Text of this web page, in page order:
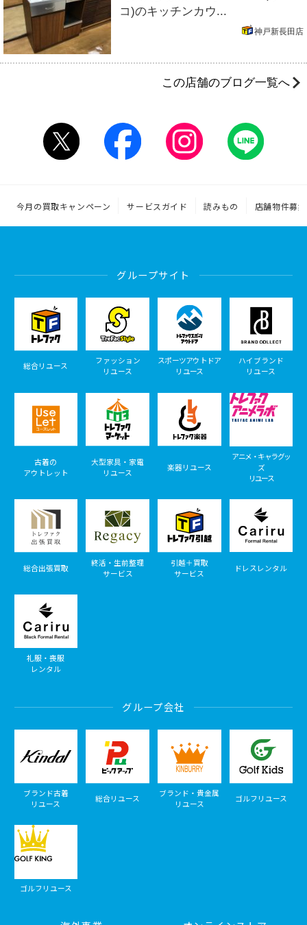
コ)のキッチンカウ...
神戸新長田店
この店舗のブログ一覧へ
今月の買取キャンペーン サービスガイド 読みもの 店舗物件募集
グループサイト
総合リユース
ファッション
リユース
スポーツアウトドア
リユース
ハイブランド
リユース
古着の
アウトレット
大型家具・家電
リユース
楽器リユース
アニメ・キャラグッ
ズ
リユース
総合出張買取
終活・生前整理
サービス
引越＋買取
サービス
ドレスレンタル
礼服・喪服
レンタル
グループ会社
ブランド古着
リユース
総合リユース
ブランド・貴金属
リユース
ゴルフリユース
ゴルフリユース